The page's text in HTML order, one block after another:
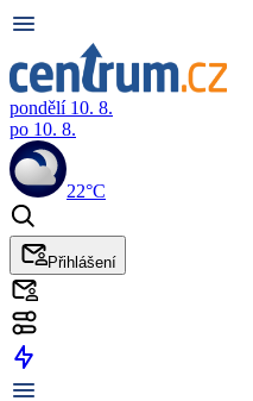
pondělí 10. 8.
po 10. 8.
22°C
Přihlášení